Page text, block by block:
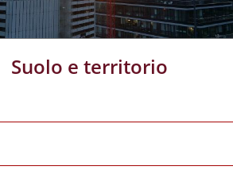
Suolo e territorio